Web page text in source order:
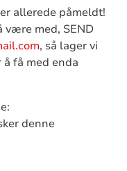
allerede påmeldt!
være med, SEND
, så lager vi
få med enda
denne